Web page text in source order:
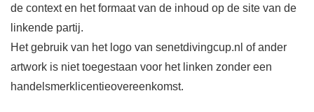
de context en het formaat van de inhoud op de site van de
linkende partij.
Het gebruik van het logo van senetdivingcup.nl of ander
artwork is niet toegestaan ​​voor het linken zonder een
handelsmerklicentieovereenkomst.